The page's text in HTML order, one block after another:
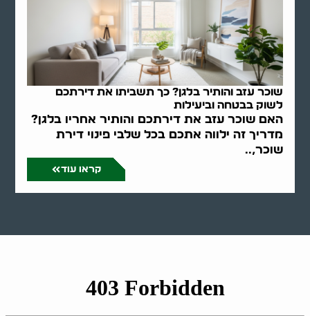
שוכר עזב והותיר בלגן? כך תשביתו את דירתכם
לשוק בבטחה וביעילות
האם שוכר עזב את דירתכם והותיר אחריו בלגן?
מדריך זה ילווה אתכם בכל שלבי פינוי דירת
שוכר,..
קראו עוד